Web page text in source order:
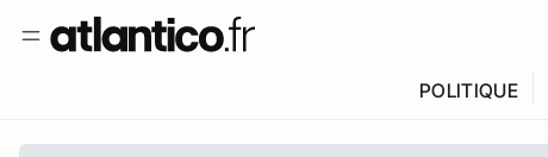
POLITIQUE